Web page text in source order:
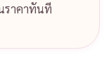
ราคาทันที